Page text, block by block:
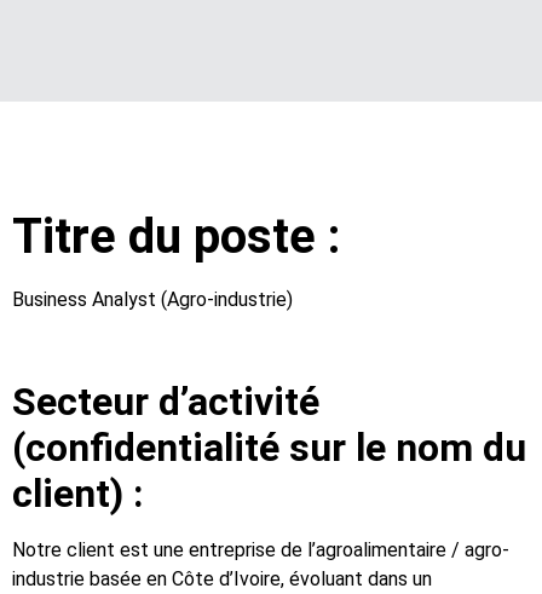
Titre du poste :
Business Analyst (Agro-industrie)
Secteur d’activité
(confidentialité sur le nom du
client) :
Notre client est une entreprise de l’agroalimentaire / agro-
industrie basée en Côte d’Ivoire, évoluant dans un